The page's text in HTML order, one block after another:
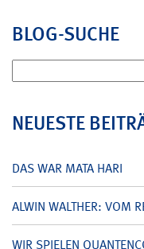
BLOG-SUCHE
nach:
NEUESTE
DAS WAR MATA HARI
ALWIN WALTHER: VOM
WIR SPIELEN